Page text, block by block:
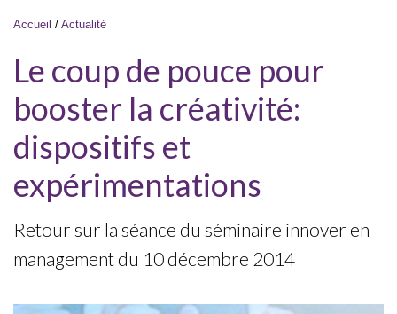
Vous êtes ici
Accueil / Actualité
Le coup de pouce pour
booster la créativité:
dispositifs et
expérimentations
Retour sur la séance du séminaire innover en
management du 10 décembre 2014